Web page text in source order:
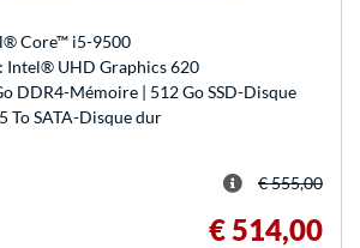
Core™ i5-9500
Intel® UHD Graphics 620
DDR4-Mémoire | 512 Go SSD-Disque
To SATA-Disque dur
€ 555,00
€ 514,00